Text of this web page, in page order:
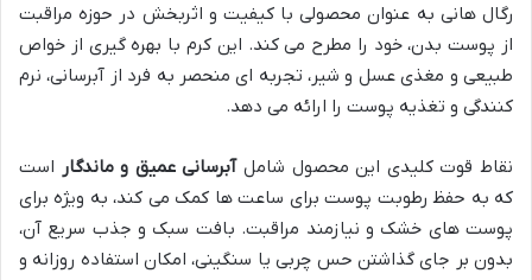
رگال هانی به عنوان محصولی با کیفیت و اثربخش در حوزه مراقبت
از پوست بدن، خود را مطرح می کند. این کرم با بهره گیری از خواص
طبیعی و مغذی عسل و شیر، تجربه ای منحصر به فرد از آبرسانی، نرم
کنندگی و تغذیه پوست را ارائه می دهد.
نقاط قوت کلیدی این محصول شاملآبرسانی عمیق و ماندگار است
که به حفظ رطوبت پوست برای ساعت ها کمک می کند، به ویژه برای
پوست های خشک و نیازمند مراقبت. بافت سبک و جذب سریع آن،
بدون بر جای گذاشتن حس چربی یا سنگینی، امکان استفاده روزانه و